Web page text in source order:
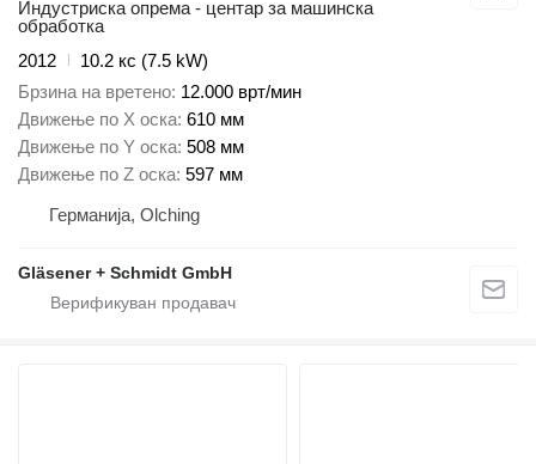
Индустриска опрема - центар за машинска
обработка
2012
10.2 кс (7.5 kW)
Брзина на вретено 12.000 врт/мин
Движење по Х оска 610 мм
Движење по Y оска 508 мм
Движење по Z оска 597 мм
Германија, Olching
Gläsener + Schmidt GmbH